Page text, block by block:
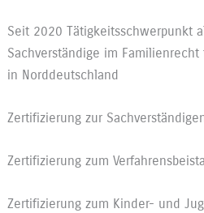
Seit 2020 Tätigkeitsschwerpunkt
Sachverständige im
in Norddeutschland
Zertifizierung zur
Zertifizierung zum
Zertifizierung zum Kinder- und